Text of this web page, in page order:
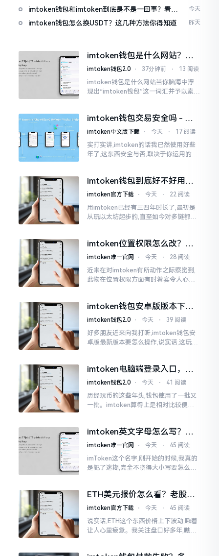
imtoken钱包和imtoken到底是不是一回事？看完
就懂了
今天
imtoken钱包怎么换USDT？这几种方法你得知道 昨天
imtoken钱包是什么网站？一
文说清楚这玩意
imtoken钱包2.0 ⋅ 37分钟前 ⋅ 13 阅读
imtoken钱包是什么网站当你脑海中浮
现出“imtoken钱包”这一词汇并予以索求
我也曾短暂错愕
imtoken钱包交易安全吗 - 老
用户的一些心里话
imtoken中文版下载 ⋅ 今天 ⋅ 17 阅读
实打实讲,imtoken的话我已然使用好些
年了,这东西安全与否,取决于你运用的方
睹过非常多的人
imtoken钱包到底好不好用？
老玩家说说真实体验
imtoken官方下载 ⋅ 今天 ⋅ 22 阅读
用imtoken已经有三四年时长了,最初是
从玩以太坊起步的,直至如今对多链都有
imtoken位置权限怎么改？手
把手教你搞定
imtoken唯一官网 ⋅ 今天 ⋅ 28 阅读
近来在对imtoken有所动作之际察觉到,
此物在位置权限方面有时着实令人心生
的模样
imtoken钱包安卓版版本下载
安装教程
imtoken钱包2.0 ⋅ 今天 ⋅ 39 阅读
好多朋友近来向我打听,imtoken钱包安
卓版最新版本要怎么操作,说实话,这玩意
0版本
imtoken电脑端登录入口，地
址在这里
imtoken钱包2.0 ⋅ 今天 ⋅ 41 阅读
历经玩币的这些年头,钱包使用了一批又
一批。imtoken算得上是相对比较便于
就得去寻觅电脑端的入口。
imtoken英文字母怎么写？正
确拼写看这里
imtoken唯一官网 ⋅ 今天 ⋅ 45 阅读
imToken这个名字,刚开始的时候,我真的
是犯了迷糊,完全不晓得大小写要怎么去
ETH美元报价怎么看？老股民
手把手教你盯盘
imtoken官方下载 ⋅ 今天 ⋅ 45 阅读
说实话,ETH这个东西价格上下波动,瞅着
让人心里疲惫。我关注盘口好多年,瞧见